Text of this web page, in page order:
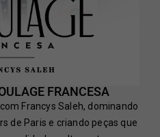
FRANCESA
Francys Saleh, dominando
de Paris e criando peças que